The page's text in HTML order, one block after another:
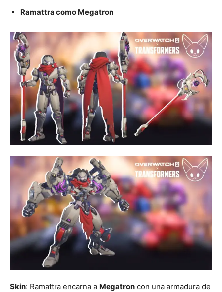
Ramattra como Megatron
Skin: Ramattra encarna a Megatron con una armadura de